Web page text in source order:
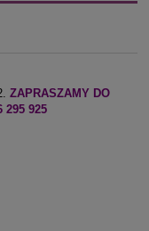
ZAPRASZAMY DO
295 925